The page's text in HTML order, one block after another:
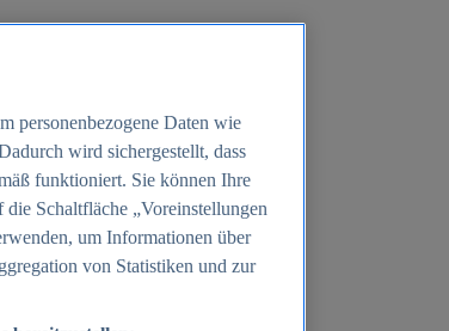
personenbezogene Daten wie
wird sichergestellt, dass
funktioniert. Sie können Ihre
Schaltfläche „Voreinstellungen
um Informationen über
von Statistiken und zur